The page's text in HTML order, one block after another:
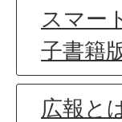
スマー
子書籍
広報と